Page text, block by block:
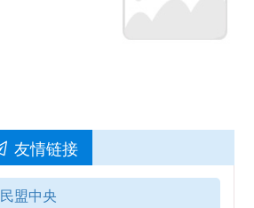
友情链接
民盟中央